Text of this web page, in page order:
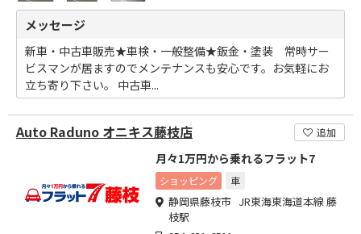
メッセージ
新車・中古車販売★車検・一般整備★鈑金・塗装 常時サー
ビスマンが居ますのでメンテナンスも安心です。お気軽にお
立ち寄り下さい。 中古車...
Auto Raduno オニキス藤枝店 追加
月々1万円から乗れるフラット7
ショッピング 車
静岡県藤枝市 JR東海東海道本線 藤
枝駅